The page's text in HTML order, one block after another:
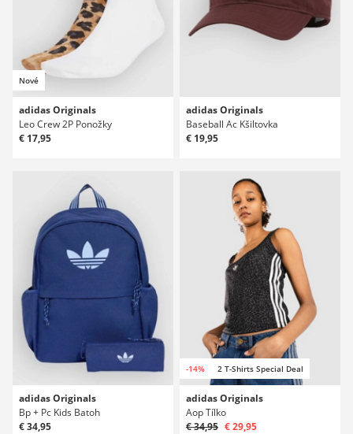
Nové
adidas Originals
Leo Crew 2P Ponožky
€ 17,95
adidas Originals
Baseball Ac Kšiltovka
€ 19,95
adidas Originals
Bp + Pc Kids Batoh
€ 34,95
-14% 2 T-Shirts Special Deal
adidas Originals
Aop Tílko
€ 34,95 € 29,95